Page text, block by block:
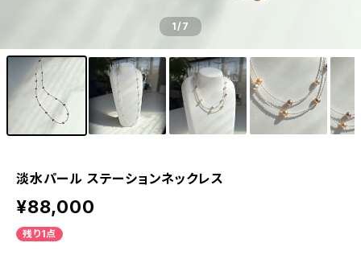
1/7
淡水パール ステーションネックレス
¥88,000
残り1点